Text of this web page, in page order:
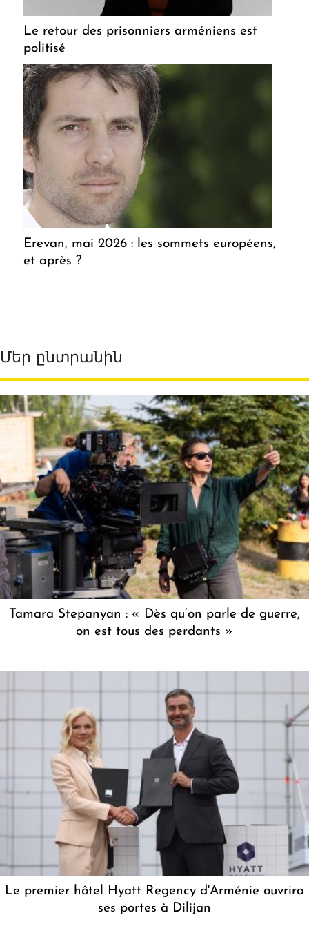
Le retour des prisonniers arméniens est
politisé
Erevan, mai 2026 : les sommets européens,
et après ?
Մեր ընտրանին
Tamara Stepanyan : « Dès qu’on parle de guerre,
on est tous des perdants »
Le premier hôtel Hyatt Regency d'Arménie ouvrira
ses portes à Dilijan